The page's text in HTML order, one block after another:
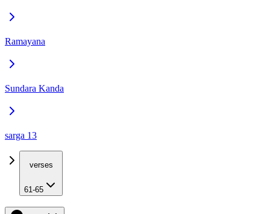
Ramayana
Sundara Kanda
sarga 13
verses
61-65